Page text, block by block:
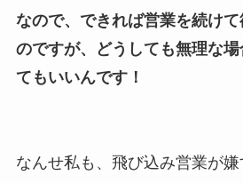
なので、できれば営業を続け
のですが、どうしても無理な
てもいいんです！
なんせ私も、飛び込み営業が